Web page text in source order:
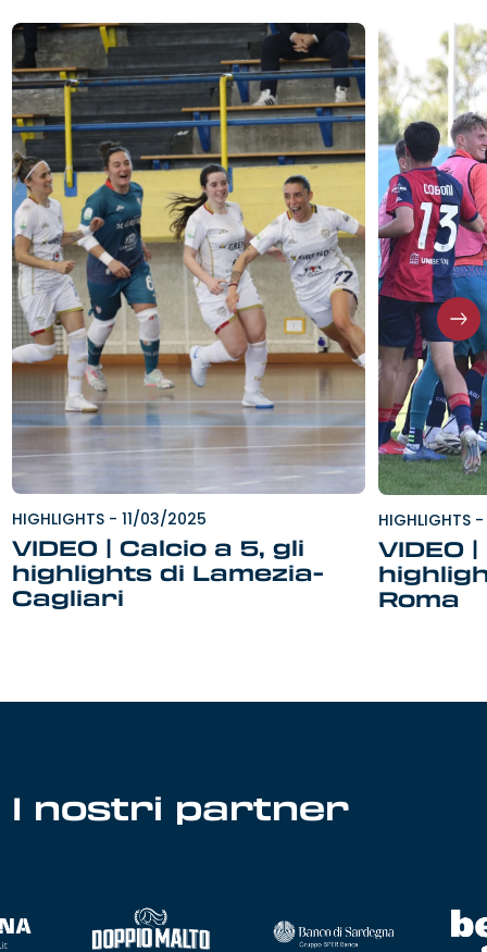
HIGHLIGHTS - 11/03/2025
VIDEO | Calcio a 5, gli
highlights di Lamezia-
Cagliari
HIGHLIGHTS -
VIDEO
Roma
I nostri partner